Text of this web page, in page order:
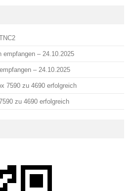
empfangen – 24.10.2025
– 24.10.2025
7590 zu 4690 erfolgreich
zu 4690 erfolgreich